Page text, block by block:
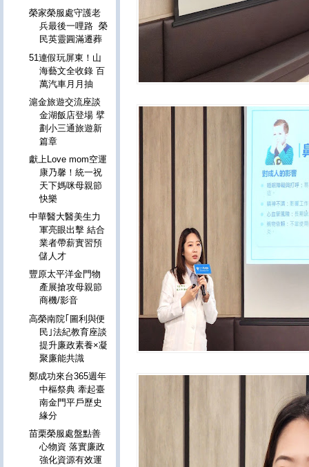
榮家榮服處守護老
兵最後一哩路 榮
民英靈圓滿遷葬
51連假玩屏東！山
海藝文全收錄 百
萬汽車月月抽
滬金旅遊交流座談
金湖飯店登場 擘
劃小三通旅遊新
篇章
獻上Love mom空運
康乃馨！統一祝
天下媽咪母親節
快樂
中華醫大醫美生力
軍亮眼出擊 結合
業者帶薪實習預
儲人才
豐原太平洋金門物
產展搶攻母親節
商機/影音
高榮南院｢圖利與便
民｣法紀教育座談
提升廉政素養×凝
聚廉能共識
鄭成功來台365週年
中樞祭典 牽起臺
南金門平戶歷史
緣分
苗栗榮服處盤點善
心物資 落實廉政
強化資源有效運